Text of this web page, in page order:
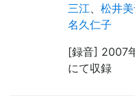
三江
松井
名久仁子
[録音] 2007
にて収録